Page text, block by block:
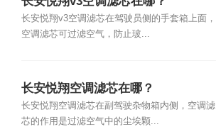
长安悦翔v3空调滤芯在驾驶员侧的手套箱上面，
空调滤芯可过滤空气，防止玻...
长安悦翔空调滤芯在哪？
长安悦翔空调滤芯在副驾驶杂物箱内侧，空调滤
芯的作用是过滤空气中的尘埃颗...